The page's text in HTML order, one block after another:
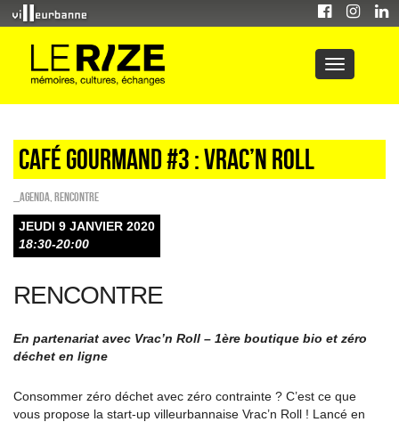
Café gourmand #3 : vrac’n roll
_Agenda Rencontre
JEUDI 9 JANVIER 2020
18:30-20:00
RENCONTRE
En partenariat avec Vrac’n Roll – 1ère boutique bio et zéro
déchet en ligne
Consommer zéro déchet avec zéro contrainte ? C’est ce que
vous propose la start-up villeurbannaise Vrac’n Roll ! Lancé en